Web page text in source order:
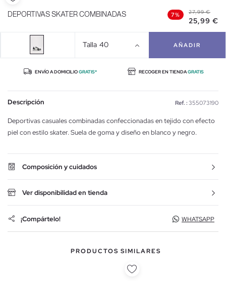
DEPORTIVAS SKATER COMBINADAS 7% 27,99 €
25,99 €
Talla 40 AÑADIR
ENVÍO A DOMICILIOGRATIS* RECOGER EN TIENDAGRATIS
Descripción Ref. : 355073190
Deportivas casuales combinadas confeccionadas en tejido con efecto
piel con estilo skater. Suela de goma y diseño en blanco y negro.
Composición y cuidados
Ver disponibilidad en tienda
¡Compártelo! WHATSAPP
PRODUCTOS SIMILARES